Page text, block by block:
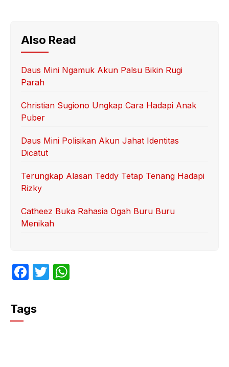
Also Read
Daus Mini Ngamuk Akun Palsu Bikin Rugi
Parah
Christian Sugiono Ungkap Cara Hadapi Anak
Puber
Daus Mini Polisikan Akun Jahat Identitas
Dicatut
Terungkap Alasan Teddy Tetap Tenang Hadapi
Rizky
Catheez Buka Rahasia Ogah Buru Buru
Menikah
F
c
e
T
Tags